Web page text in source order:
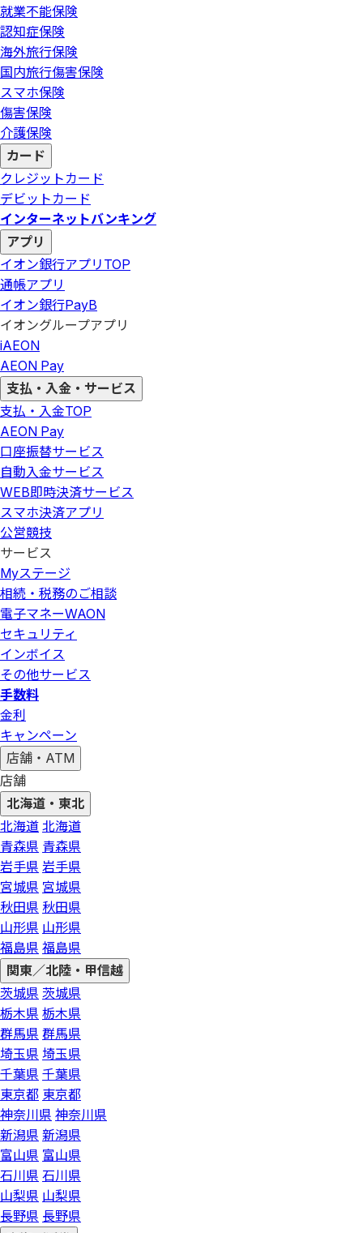
就業不能保険
認知症保険
海外旅行保険
国内旅行傷害保険
スマホ保険
傷害保険
介護保険
カード
クレジットカード
デビットカード
インターネットバンキング
アプリ
イオン銀行アプリ TOP
通帳アプリ
イオン銀行PayB
イオングループアプリ
iAEON
AEON Pay
支払・入金・サービス
支払・入金TOP
AEON Pay
口座振替サービス
自動入金サービス
WEB即時決済サービス
スマホ決済アプリ
公営競技
サービス
Myステージ
相続・税務のご相談
電子マネーWAON
セキュリティ
インボイス
その他サービス
手数料
金利
キャンペーン
店舗・ATM
店舗
北海道・東北
北海道 北海道
青森県 青森県
岩手県 岩手県
宮城県 宮城県
秋田県 秋田県
山形県 山形県
福島県 福島県
関東／北陸・甲信越
茨城県 茨城県
栃木県 栃木県
群馬県 群馬県
埼玉県 埼玉県
千葉県 千葉県
東京都 東京都
神奈川県 神奈川県
新潟県 新潟県
富山県 富山県
石川県 石川県
山梨県 山梨県
長野県 長野県